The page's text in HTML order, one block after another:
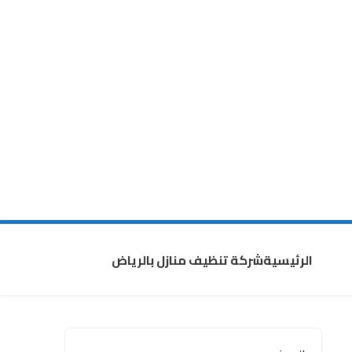
الرئيسيةشركة تنظيف منازل بالرياض